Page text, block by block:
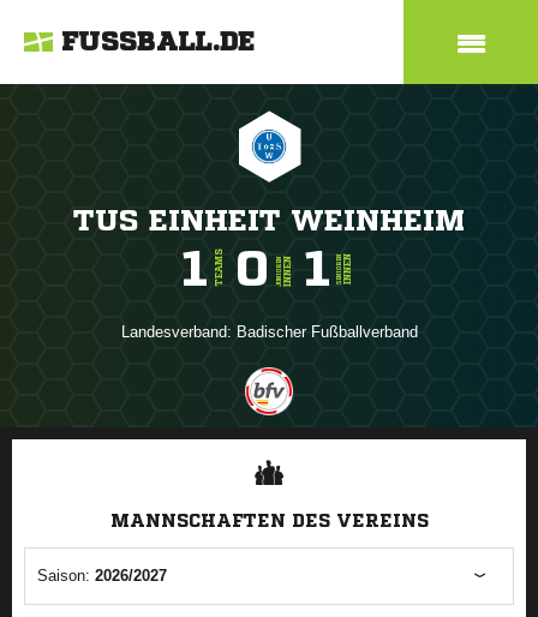
FUSSBALL.DE
TUS EINHEIT WEINHEIM
1 TEAMS 0 JUNIORENINNEN 1 SENIORENINNEN
Landesverband: Badischer Fußballverband
ANZEIGE
MANNSCHAFTEN DES VEREINS
Saison: 2026/2027